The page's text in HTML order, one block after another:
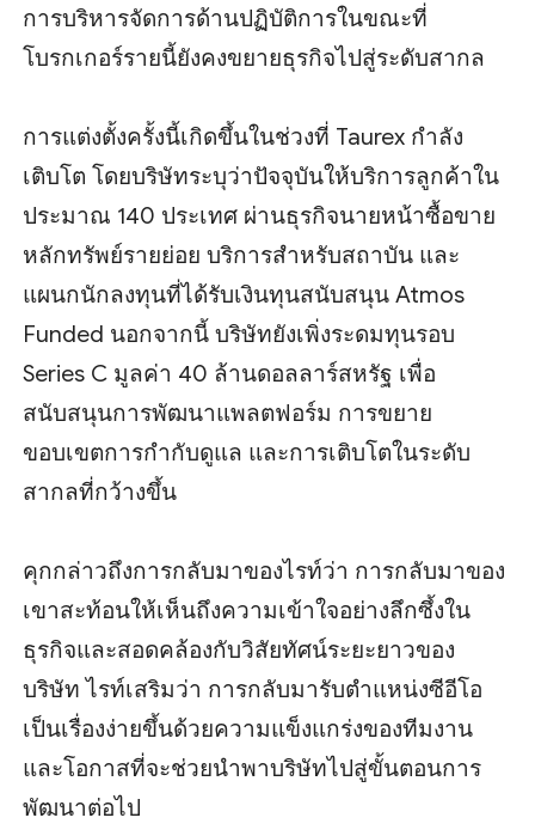
การบริหารจัดการด้านปฏิบัติการในขณะที่
โบรกเกอร์รายนี้ยังคงขยายธุรกิจไปสู่ระดับสากล
การแต่งตั้งครั้งนี้เกิดขึ้นในช่วงที่ Taurex กำลัง
เติบโต โดยบริษัทระบุว่าปัจจุบันให้บริการลูกค้าใน
ประมาณ 140 ประเทศ ผ่านธุรกิจนายหน้าซื้อขาย
หลักทรัพย์รายย่อย บริการสำหรับสถาบัน และ
แผนกนักลงทุนที่ได้รับเงินทุนสนับสนุน Atmos
Funded นอกจากนี้ บริษัทยังเพิ่งระดมทุนรอบ
Series C มูลค่า 40 ล้านดอลลาร์สหรัฐ เพื่อ
สนับสนุนการพัฒนาแพลตฟอร์ม การขยาย
ขอบเขตการกำกับดูแล และการเติบโตในระดับ
สากลที่กว้างขึ้น
คุกกล่าวถึงการกลับมาของไรท์ว่า การกลับมาของ
เขาสะท้อนให้เห็นถึงความเข้าใจอย่างลึกซึ้งใน
ธุรกิจและสอดคล้องกับวิสัยทัศน์ระยะยาวของ
บริษัท ไรท์เสริมว่า การกลับมารับตำแหน่งซีอีโอ
เป็นเรื่องง่ายขึ้นด้วยความแข็งแกร่งของทีมงาน
และโอกาสที่จะช่วยนำพาบริษัทไปสู่ขั้นตอนการ
พัฒนาต่อไป